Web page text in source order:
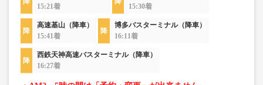
15:21着
15:30着
高速基山（降車）
15:41着
博多バスターミナル（降車）
16:11着
西鉄天神高速バスターミナル（降車）
16:27着